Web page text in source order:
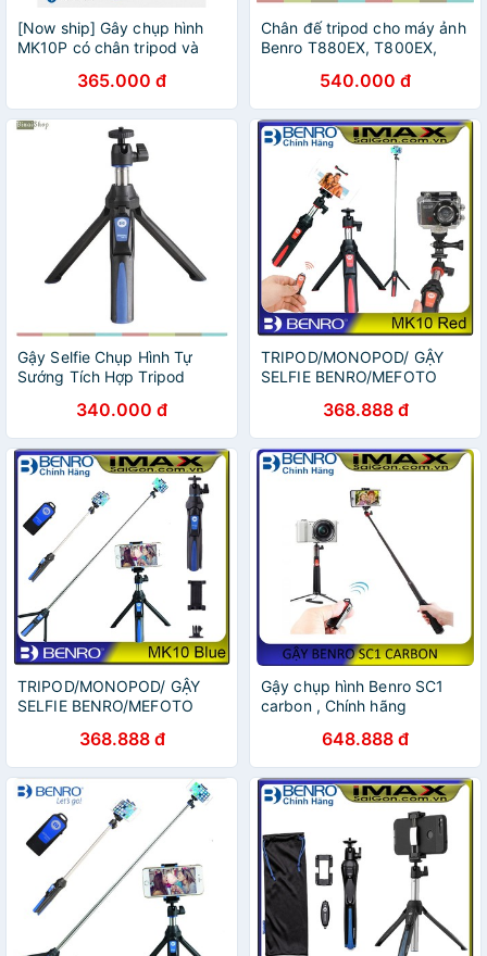
[Now ship] Gây chụp hình
MK10P có chân tripod và
365.000 đ
Chân đế tripod cho máy ảnh
Benro T880EX, T800EX,
540.000 đ
Gậy Selfie Chụp Hình Tự
Sướng Tích Hợp Tripod
Bluetooth 3.0340.000 đ
TRIPOD/MONOPOD/ GẬY
SELFIE BENRO/MEFOTO
368.888 đ
TRIPOD/MONOPOD/ GẬY
SELFIE BENRO/MEFOTO
368.888 đ
Gậy chụp hình Benro SC1
carbon , Chính hãng
648.888 đ